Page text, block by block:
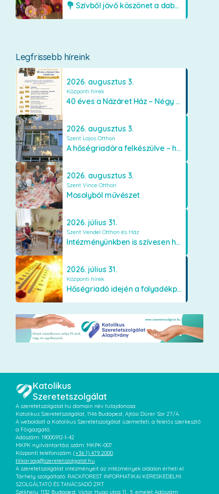
💐 Szívből jövő köszönet a dabasi Orimamiknak! 💐
Legfrissebb híreink
2026. augusztus 3.
Központi hírek
40 éves a Názáret Ház – Négy évtized szeretetben és gondoskodásban
2026. augusztus 3.
Szent Lajos Otthon
A hőségriadóra felkészülve – hűsítő fejlesztések a Szent Lajos Otthonban
2026. augusztus 3.
Szent Vince Otthon
Mosolyból művészet
2026. július 31.
Szent Vendel Otthon és Ház
Intézményünkben is szívesen használják a VR szemüveget
2026. július 31.
Központi hírek
Hőségriadó idején a folyadékpótlás életet menthet
Katolikus
Szeretetszolgálat
A szeretetszolgalat.hu domain név tulajdonosa:
Katolikus Szeretetszolgálat, 1146 Budapest, Ajtósi Dürer Sor 27/A.
A weboldalt a Katolikus Szeretetszolgálat üzemelteti, a felelős szerkesztő
a Főigazgató.
Adószám: 19000912-1-42
MKPK nyilvántartási szám: MKPK-007
Központi telefonszám: (+36 1) 479 2000
titkarsag@szeretetszolgalat.hu
A szeretetszolgálat intézményeit az intézmények oldalon érheti el.
Tárhely szolgáltató: RACKFOREST INFORMATIKAI KERESKEDELMI
SZOLGÁLTATÓ ÉS TANÁCSADÓ ZRT.
Székhely: 1132 Budapest, Victor Hugo utca 11., 5. emelet Adószám: